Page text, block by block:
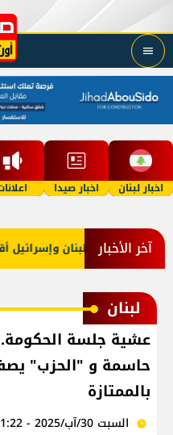
اخبار لبنان اخبار صيدا
آخر الأخبار
أميركا: لبنان وإسرائيل
لبنان
عشية جلسة
حاسمة و "الحزب"
بالممتازة
السبت 30/آب/2025 - 11:22 ص